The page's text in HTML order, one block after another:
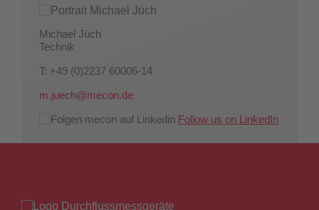
Michael Jüch
Technik
T: +49 (0)2237 60006-14
m.juech@mecon.de
Follow us on LinkedIn